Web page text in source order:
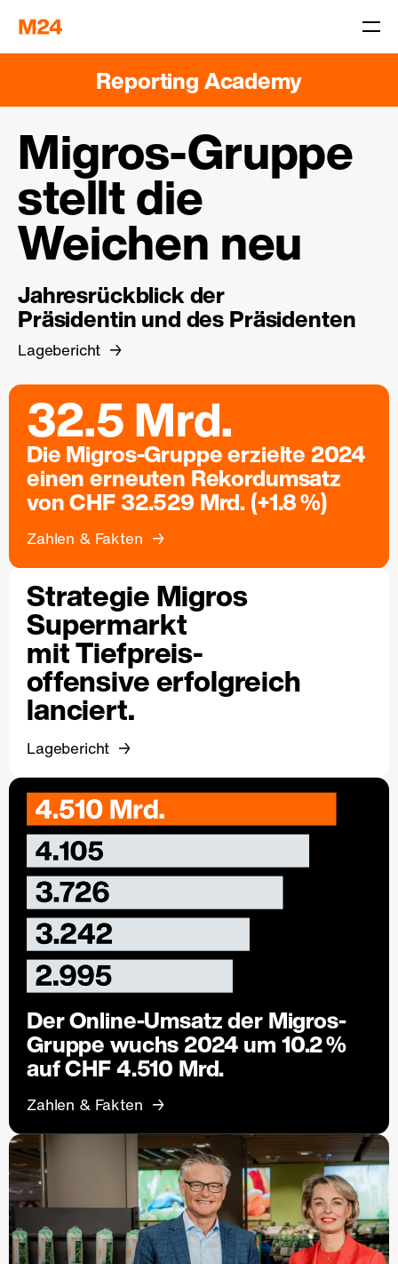
Reporting Academy
Migros-Gruppe
stellt die
Weichen neu
Jahresrückblick der
Präsidentin und des Präsidenten
Lagebericht
32.5 Mrd.
Die Migros-Gruppe erzielte 2024
einen erneuten Rekordumsatz
von CHF 32.529 Mrd. (+1.8 %)
Zahlen & Fakten
Strategie Migros
Supermarkt
mit Tiefpreis-
offensive erfolgreich
lanciert.
Lagebericht
Der Online-Umsatz der Migros-
Gruppe wuchs 2024 um 10.2 %
auf CHF 4.510 Mrd.
Zahlen & Fakten